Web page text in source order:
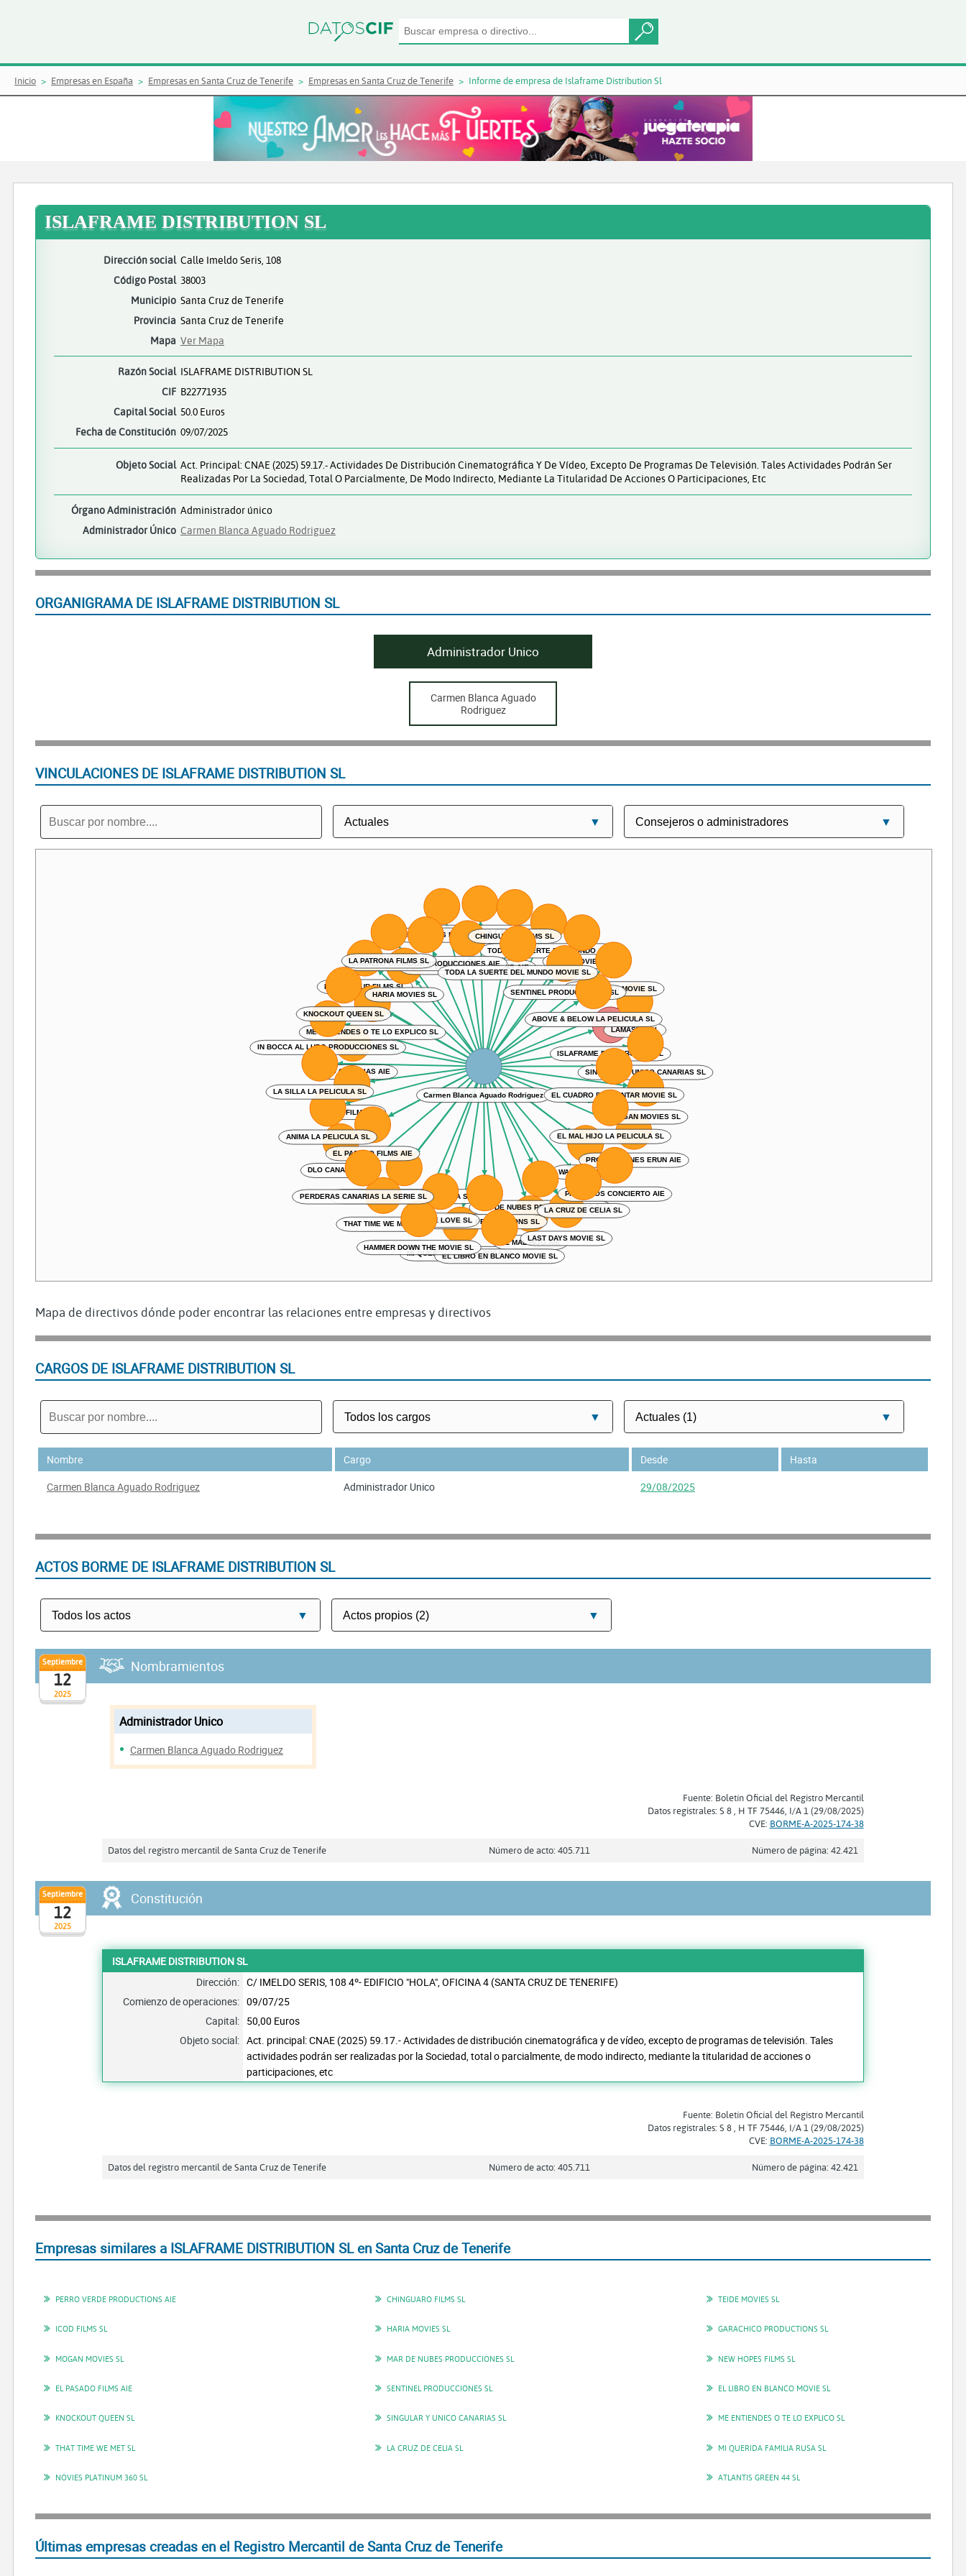
Inicio Empresas en España Empresas en Santa Cruz de Tenerife Empresas en Santa Cruz de Tenerife Informe de empresa de Islaframe Distribution Sl
ISLAFRAME DISTRIBUTION SL
Dirección social Calle Imeldo Seris, 108
Código Postal 38003
Municipio Santa Cruz de Tenerife
Provincia Santa Cruz de Tenerife
Mapa Ver Mapa
Razón Social ISLAFRAME DISTRIBUTION SL
CIF B22771935
Capital Social 50.0 Euros
Fecha de Constitución 09/07/2025
Objeto Social Act. Principal: CNAE (2025) 59.17.- Actividades De Distribución Cinematográfica Y De Vídeo, Excepto De Programas De Televisión. Tales Actividades Podrán Ser
Realizadas Por La Sociedad, Total O Parcialmente, De Modo Indirecto, Mediante La Titularidad De Acciones O Participaciones, Etc
Órgano Administración Administrador único
Administrador Único Carmen Blanca Aguado Rodriguez
ORGANIGRAMA DE ISLAFRAME DISTRIBUTION SL
Administrador Unico
Carmen Blanca Aguado
Rodriguez
VINCULACIONES DE ISLAFRAME DISTRIBUTION SL
ISLAFRAME DISTRIBUTION SL
Carmen Blanca Aguado Rodriguez
ZANSKAR AVENTURA CANARIAS SL
WAP CABAR SL
NEMO CANARIAS AIE
LAMASVIL SL
MI QUERIDA FAMILIA RUSA SL
FORTY-FOUR FILMS SL
PRODUCCIONES ERUN AIE
DLO CANARIAS SL
TODA LA SUERTE DEL MUNDO AIE
EL MAL HIJO AIE
ME ENTIENDES O TE LO EXPLICO SL
SINGULAR Y UNICO CANARIAS SL
LA NOCHE CERRADA LA PELICULA SL
NEW HOPES FILMS SL
MAR DE NUBES PRODUCCIONES SL
ICOD FILMS SL
TEIDE MOVIES SL
GARACHICO PRODUCTIONS SL
HARIA MOVIES SL
MOGAN MOVIES SL
EL PASADO FILMS AIE
PERRO VERDE PRODUCTIONS AIE
LAST DAYS MOVIE SL
IN BOCCA AL LUPO PRODUCCIONES SL
COOL BOOKS MOVIE SL
BEFORE LOVE SL
CABALLO GANADOR PRODUCCIONES AIE
PARCEROS CONCIERTO AIE
ANIMA LA PELICULA SL
SENTINEL PRODUCCIONES SL
EL LIBRO EN BLANCO MOVIE SL
KNOCKOUT QUEEN SL
EL CUADRO POR PINTAR MOVIE SL
THAT TIME WE MET SL
CHINGUARO FILMS SL
LA CRUZ DE CELIA SL
LA SILLA LA PELICULA SL
ABOVE & BELOW LA PELICULA SL
HAMMER DOWN THE MOVIE SL
LA PATRONA FILMS SL
EL MAL HIJO LA PELICULA SL
PERDERAS CANARIAS LA SERIE SL
TODA LA SUERTE DEL MUNDO MOVIE SL
Mapa de directivos dónde poder encontrar las relaciones entre empresas y directivos
CARGOS DE ISLAFRAME DISTRIBUTION SL
Nombre Cargo Desde
Hasta
Carmen Blanca Aguado Rodriguez
Administrador Unico 29/08/2025
ACTOS BORME DE ISLAFRAME DISTRIBUTION SL
2025
Septiembre
12
Nombramientos
Administrador Unico
Carmen Blanca Aguado Rodriguez
Fuente: Boletín Oficial del Registro Mercantil
Datos registrales: S 8 , H TF 75446, I/A 1 (29/08/2025)
CVE: BORME-A-2025-174-38
Datos del registro mercantil de Santa Cruz de Tenerife Número de acto: 405.711 Número de página: 42.421
2025
Septiembre
12
Constitución
ISLAFRAME DISTRIBUTION SL
Dirección: C/ IMELDO SERIS, 108 4º- EDIFICIO "HOLA", OFICINA 4 (SANTA CRUZ DE TENERIFE)
Comienzo de operaciones: 09/07/25
Capital: 50,00 Euros
Objeto social: Act. principal: CNAE (2025) 59.17.- Actividades de distribución cinematográfica y de vídeo, excepto de programas de televisión. Tales
actividades podrán ser realizadas por la Sociedad, total o parcialmente, de modo indirecto, mediante la titularidad de acciones o
participaciones, etc
Fuente: Boletín Oficial del Registro Mercantil
Datos registrales: S 8 , H TF 75446, I/A 1 (29/08/2025)
CVE: BORME-A-2025-174-38
Datos del registro mercantil de Santa Cruz de Tenerife Número de acto: 405.711 Número de página: 42.421
Empresas similares a ISLAFRAME DISTRIBUTION SL en Santa Cruz de Tenerife
PERRO VERDE PRODUCTIONS AIE CHINGUARO FILMS SL TEIDE MOVIES SL
ICOD FILMS SL HARIA MOVIES SL GARACHICO PRODUCTIONS SL
MOGAN MOVIES SL MAR DE NUBES PRODUCCIONES SL NEW HOPES FILMS SL
EL PASADO FILMS AIE SENTINEL PRODUCCIONES SL EL LIBRO EN BLANCO MOVIE SL
KNOCKOUT QUEEN SL SINGULAR Y UNICO CANARIAS SL ME ENTIENDES O TE LO EXPLICO SL
THAT TIME WE MET SL LA CRUZ DE CELIA SL MI QUERIDA FAMILIA RUSA SL
NOVIES PLATINUM 360 SL ATLANTIS GREEN 44 SL
Últimas empresas creadas en el Registro Mercantil de Santa Cruz de Tenerife